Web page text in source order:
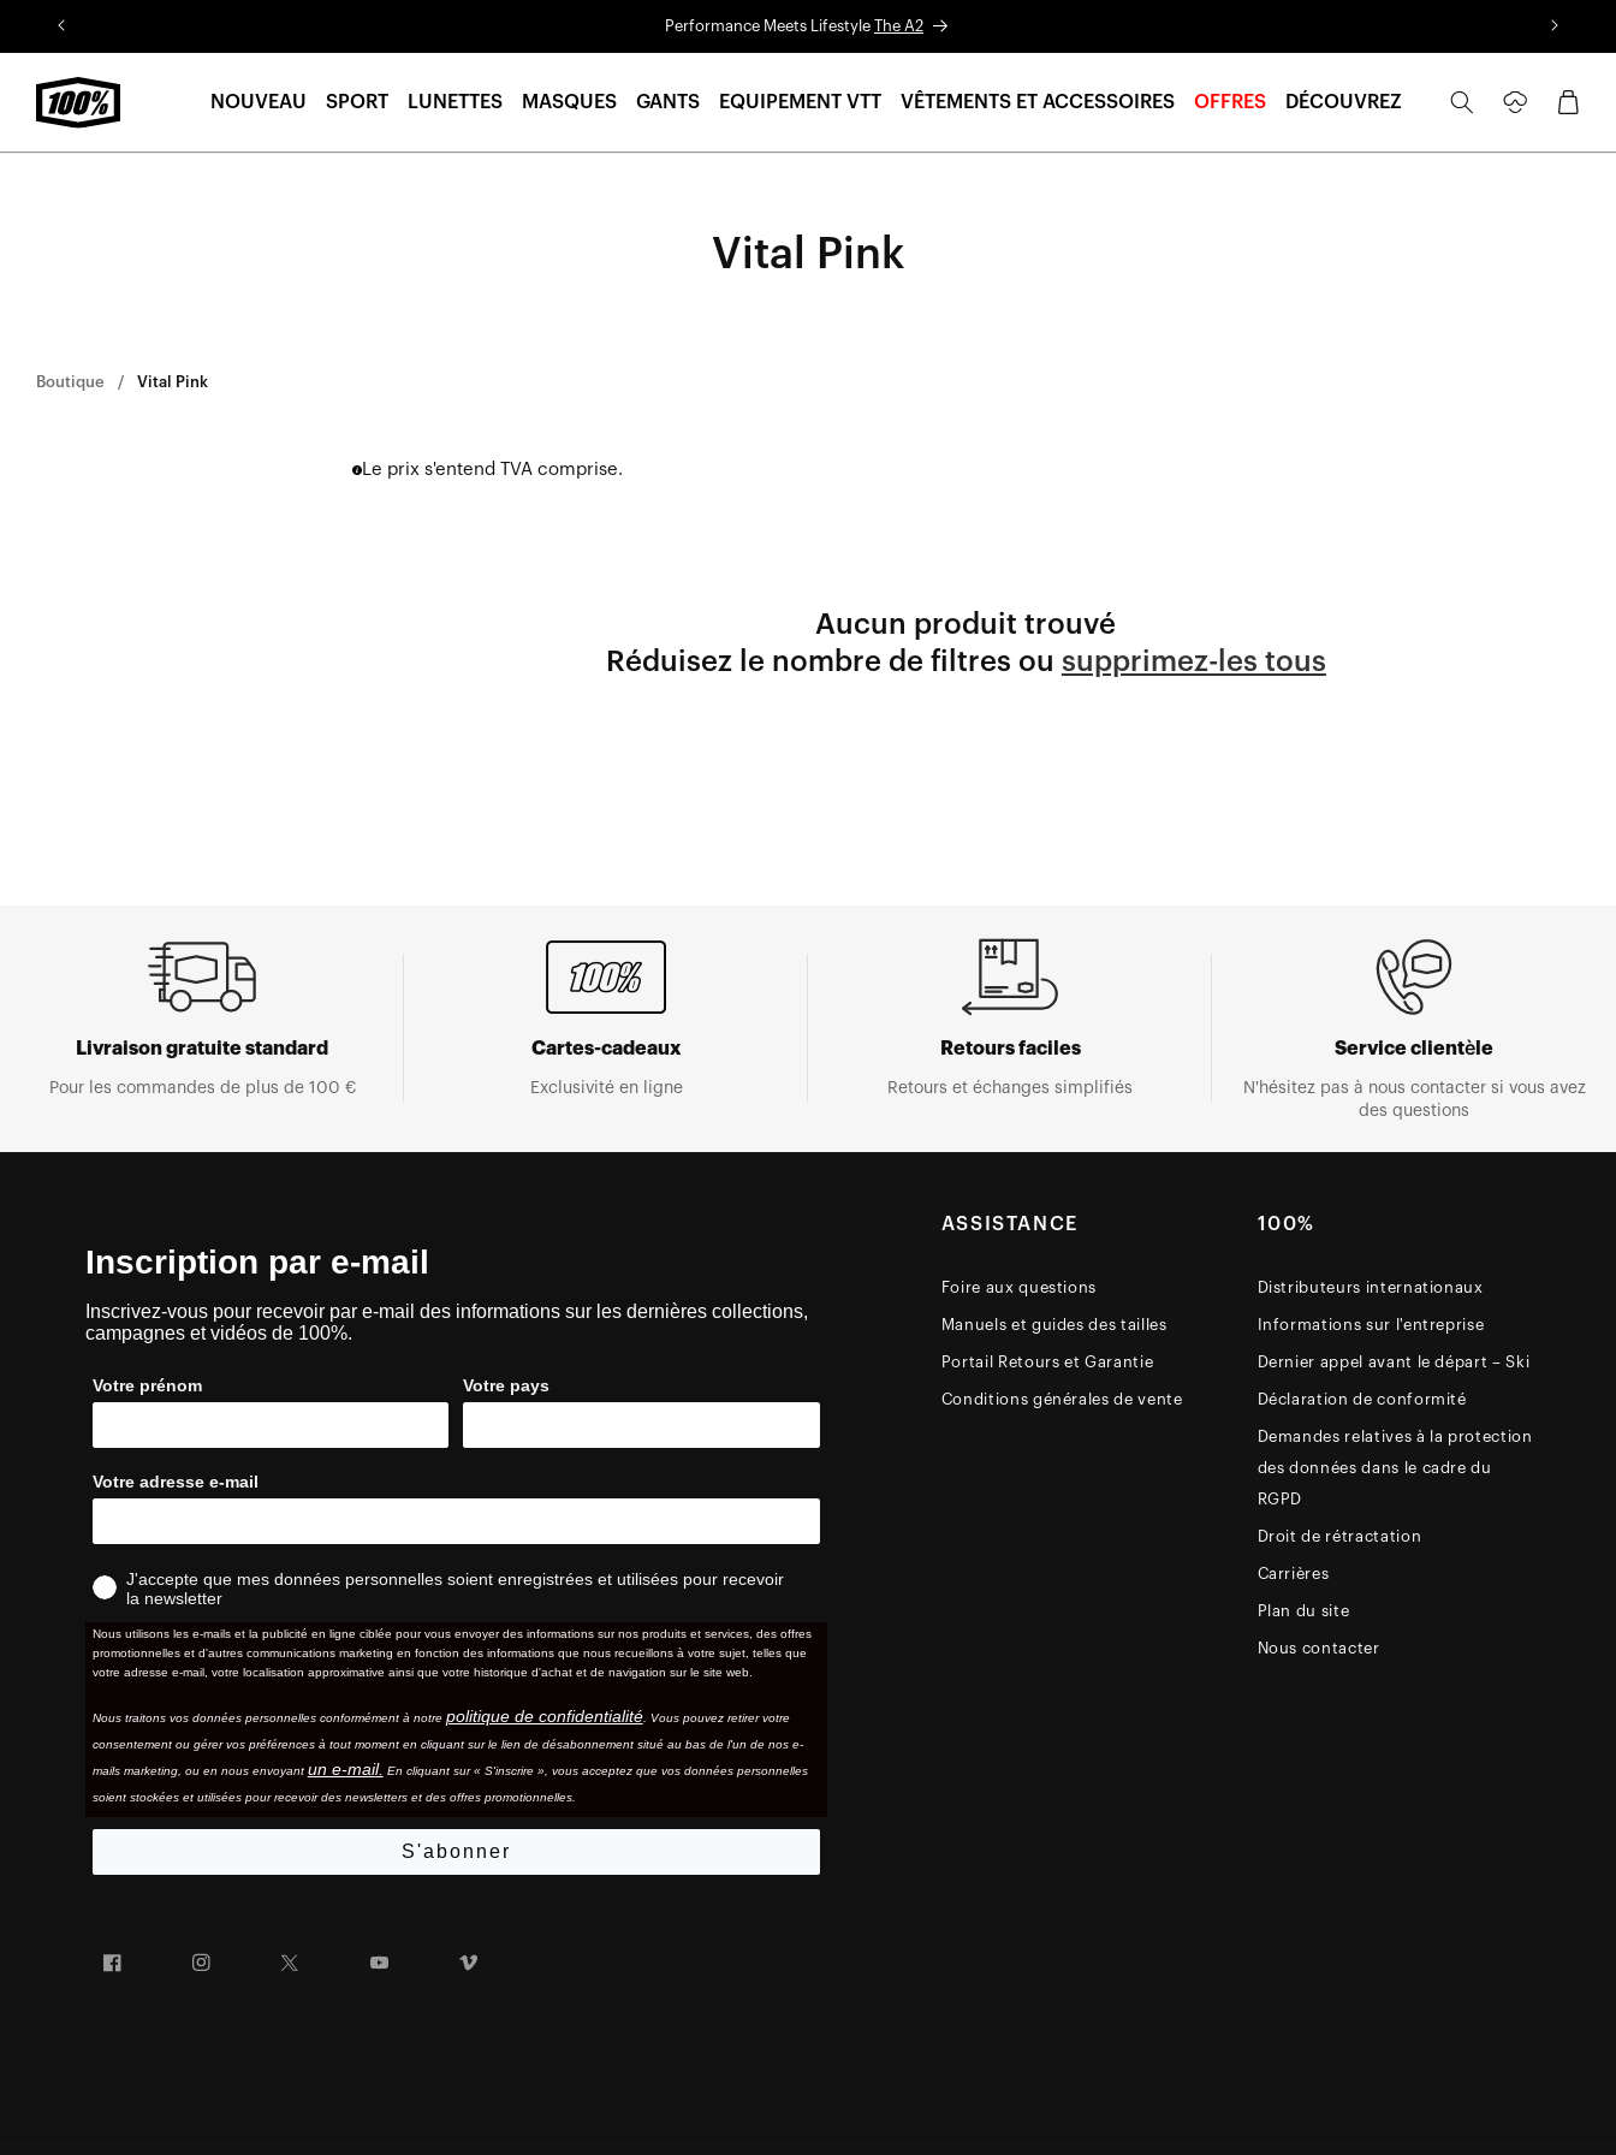
Aller au
contenu
Performance Meets Lifestyle The A2
NOUVEAU SPORT LUNETTES MASQUES GANTS EQUIPEMENT VTT VÊTEMENTS ET ACCESSOIRES OFFRES DÉCOUVREZ
connecter
Panier
Vital Pink
Boutique Vital Pink
Le prix s'entend TVA comprise.
Aucun produit trouvé
Réduisez le nombre de filtres ou supprimez-les tous
Livraison gratuite standard
Pour les commandes de plus de 100 €
Cartes-cadeaux
Exclusivité en ligne
Retours faciles
Retours et échanges simplifiés
Service clientèle
N'hésitez pas à nous contacter si vous avez
des questions
Inscription par e-mail
Inscrivez-vous pour recevoir par e-mail des informations sur les dernières collections,
campagnes et vidéos de 100%.
Votre prénom Votre pays
Votre adresse e-mail
J'accepte que mes données personnelles soient enregistrées et utilisées pour recevoir
la newsletter
Nous utilisons les e-mails et la publicité en ligne ciblée pour vous envoyer des informations sur nos produits et services, des offres
promotionnelles et d'autres communications marketing en fonction des informations que nous recueillons à votre sujet, telles que
votre adresse e-mail, votre localisation approximative ainsi que votre historique d'achat et de navigation sur le site web.
Nous traitons vos données personnelles conformément à notre politique de confidentialité. Vous pouvez retirer votre
consentement ou gérer vos préférences à tout moment en cliquant sur le lien de désabonnement situé au bas de l'un de nos e-
mails marketing, ou en nous envoyant un e-mail. En cliquant sur « S'inscrire », vous acceptez que vos données personnelles
soient stockées et utilisées pour recevoir des newsletters et des offres promotionnelles.
S'abonner
Facebook Instagram YouTube
ASSISTANCE
Foire aux questions
Manuels et guides des tailles
Portail Retours et Garantie
Conditions générales de vente
100%
Distributeurs internationaux
Informations sur l'entreprise
Dernier appel avant le départ – Ski
Déclaration de conformité
Demandes relatives à la protection
des données dans le cadre du
RGPD
Droit de rétractation
Carrières
Plan du site
Nous contacter